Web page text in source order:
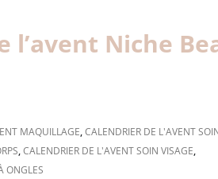
l’avent Niche
MAQUILLAGE,CALENDRIER DE L'AVENT
,CALENDRIER DE L'AVENT SOIN VISAGE,
ONGLES